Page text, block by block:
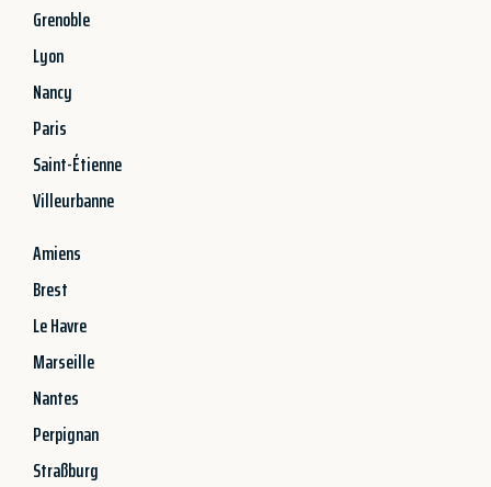
Grenoble
Lyon
Nancy
Paris
Saint-Étienne
Villeurbanne
Amiens
Brest
Le Havre
Marseille
Nantes
Perpignan
Straßburg